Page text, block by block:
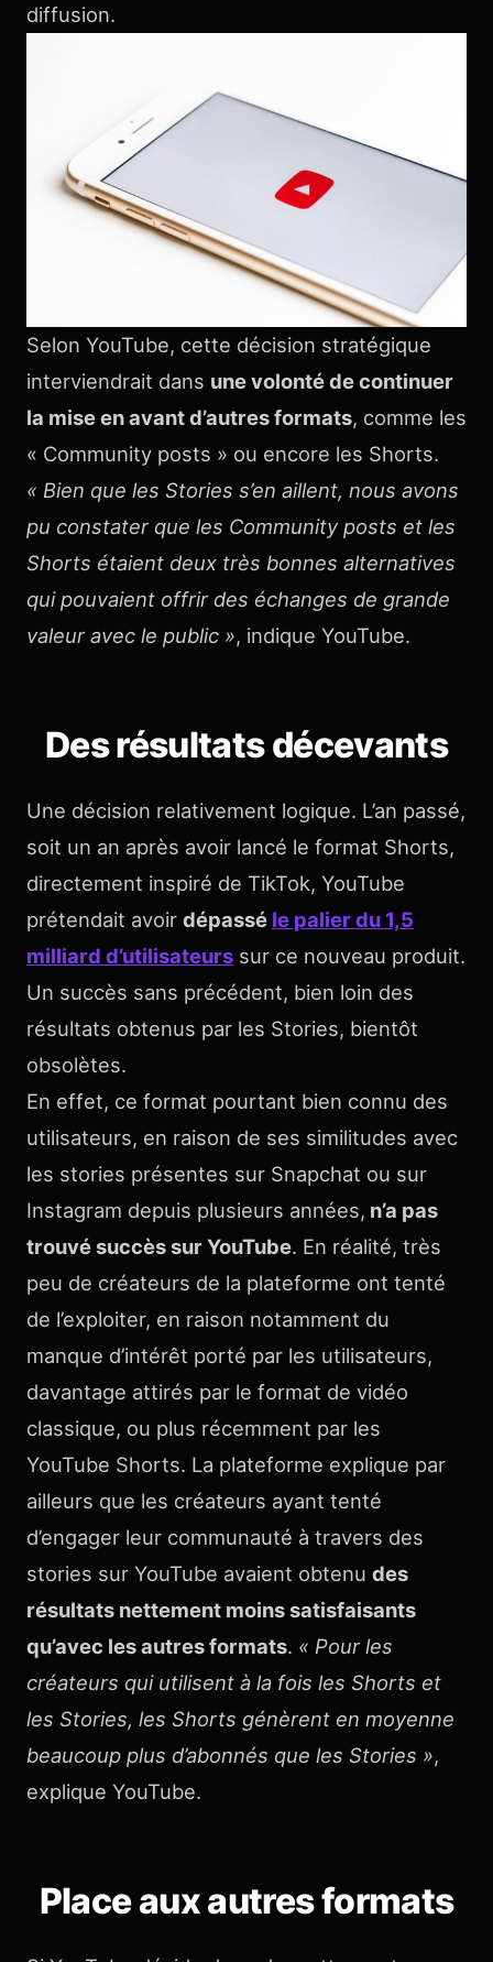
diffusion.
Selon YouTube, cette décision stratégique
interviendrait dans une volonté de continuer
la mise en avant d’autres formats, comme les
« Community posts » ou encore les Shorts.
« Bien que les Stories s’en aillent, nous avons
pu constater que les Community posts et les
Shorts étaient deux très bonnes alternatives
qui pouvaient offrir des échanges de grande
valeur avec le public », indique YouTube.
Des résultats décevants
Une décision relativement logique. L’an passé,
soit un an après avoir lancé le format Shorts,
directement inspiré de TikTok, YouTube
prétendait avoir dépassé le palier du 1,5
milliard d’utilisateurs sur ce nouveau produit.
Un succès sans précédent, bien loin des
résultats obtenus par les Stories, bientôt
obsolètes.
En effet, ce format pourtant bien connu des
utilisateurs, en raison de ses similitudes avec
les stories présentes sur Snapchat ou sur
Instagram depuis plusieurs années, n’a pas
trouvé succès sur YouTube. En réalité, très
peu de créateurs de la plateforme ont tenté
de l’exploiter, en raison notamment du
manque d’intérêt porté par les utilisateurs,
davantage attirés par le format de vidéo
classique, ou plus récemment par les
YouTube Shorts. La plateforme explique par
ailleurs que les créateurs ayant tenté
d’engager leur communauté à travers des
stories sur YouTube avaient obtenu des
résultats nettement moins satisfaisants
qu’avec les autres formats. « Pour les
créateurs qui utilisent à la fois les Shorts et
les Stories, les Shorts génèrent en moyenne
beaucoup plus d’abonnés que les Stories »,
explique YouTube.
Place aux autres formats